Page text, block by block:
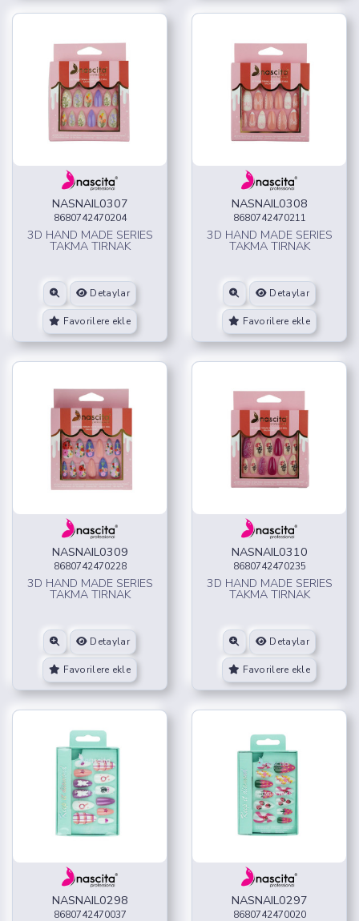
NASNAIL0307
8680742470204
3D HAND MADE SERIES
TAKMA TIRNAK
Detaylar
Favorilere ekle
NASNAIL0308
8680742470211
3D HAND MADE SERIES
TAKMA TIRNAK
Detaylar
Favorilere ekle
NASNAIL0309
8680742470228
3D HAND MADE SERIES
TAKMA TIRNAK
Detaylar
Favorilere ekle
NASNAIL0310
8680742470235
3D HAND MADE SERIES
TAKMA TIRNAK
Detaylar
Favorilere ekle
NASNAIL0298
8680742470037
NASNAIL0297
8680742470020